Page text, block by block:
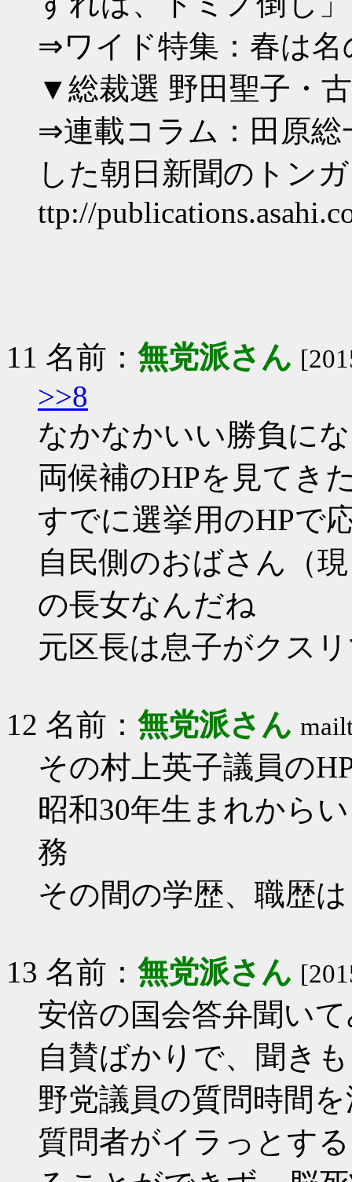
⇒ワイド特集：春は名
▼総裁選 野田聖子・
⇒連載コラム：田原総
した朝日新聞のトン
ttp://
11 名前： 無党派さん
>>8
なかなかいい勝負に
両候補のHPを見てき
すでに選挙用のHPで
自民側のおばさん（
の長女なんだね
元区長は息子がクス
12 名前： 無党派さん
その村上英子議員の
昭和30年生まれから
務
その間の学歴、職歴
13 名前： 無党派さん
安倍の国会答弁聞い
自賛ばかりで、聞き
野党議員の質問時間
質問者がイラっとす